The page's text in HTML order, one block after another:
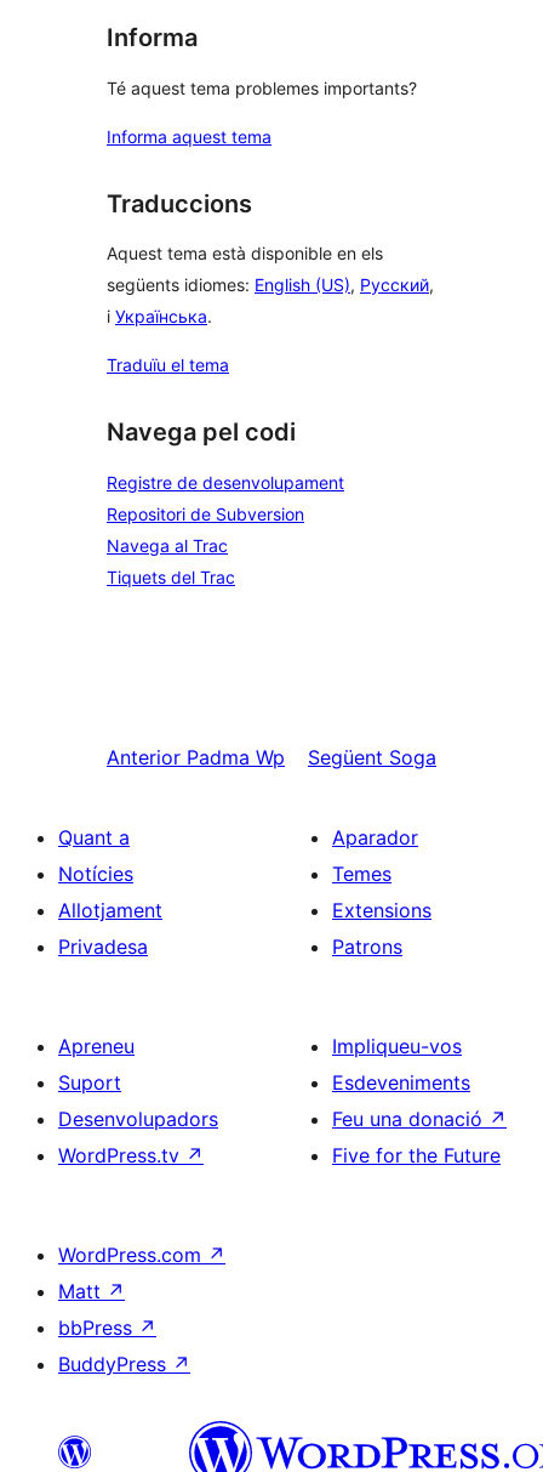
Informa
Té aquest tema problemes importants?
Informa aquest tema
Traduccions
Aquest tema està disponible en els
següents idiomes: English (US), Русский,
i Українська.
Traduïu el tema
Navega pel codi
Registre de desenvolupament
Repositori de Subversion
Navega al Trac
Tiquets del Trac
Anterior Padma Wp Següent Soga
Quant a
Notícies
Allotjament
Privadesa
Aparador
Temes
Extensions
Patrons
Apreneu
Suport
Desenvolupadors
WordPress.tv ↗
Impliqueu-vos
Esdeveniments
Feu una donació ↗
Five for the Future
WordPress.com ↗
Matt ↗
bbPress ↗
BuddyPress ↗